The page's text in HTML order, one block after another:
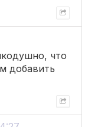
что
добавить